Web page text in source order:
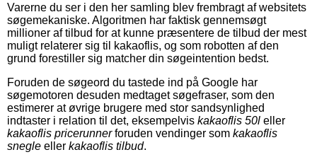
Varerne du ser i den her samling blev frembragt af websitets
søgemekaniske. Algoritmen har faktisk gennemsøgt
millioner af tilbud for at kunne præsentere de tilbud der mest
muligt relaterer sig til kakaoflis, og som robotten af den
grund forestiller sig matcher din søgeintention bedst.
Foruden de søgeord du tastede ind på Google har
søgemotoren desuden medtaget søgefraser, som den
estimerer at øvrige brugere med stor sandsynlighed
indtaster i relation til det, eksempelvis kakaoflis 50l eller
kakaoflis pricerunnerforuden vendinger som kakaoflis
snegle eller kakaoflis tilbud.